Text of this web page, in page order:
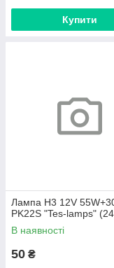
Купити
Лампа H3 12V
PK22S "Tes-lamps"
В наявності
50 ₴